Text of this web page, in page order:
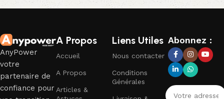
AnyPower
votre
partenaire de
confiance pour
A Propos
Accueil
A Propos
Articles &
Liens Utiles
Nous contacter
Conditions
Générales
Abonnez :